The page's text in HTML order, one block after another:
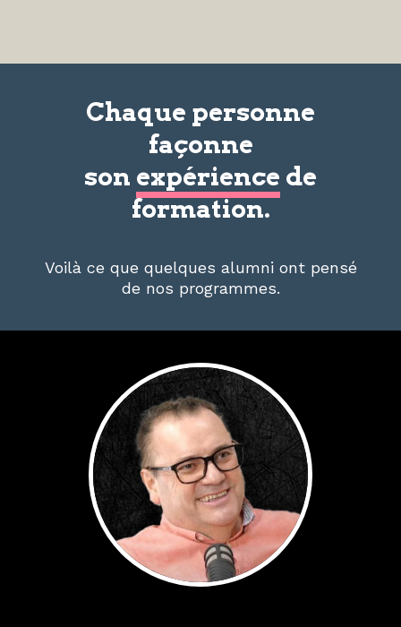
Chaque personne
façonne
son expérience de
formation.
Voilà ce que quelques alumni ont pensé
de nos programmes.